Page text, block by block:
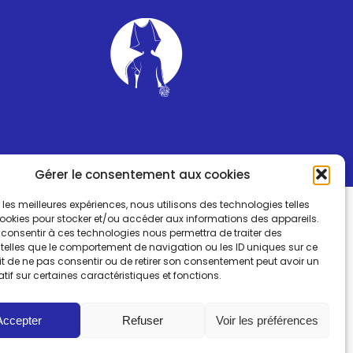
Gérer le consentement aux cookies
les meilleures expériences, nous utilisons des technologies telles
pour stocker et/ou accéder aux informations des appareils.
consentir à ces technologies nous permettra de traiter des
que le comportement de navigation ou les ID uniques sur ce
de ne pas consentir ou de retirer son consentement peut avoir un
sur certaines caractéristiques et fonctions.
Refuser Voir les préférences